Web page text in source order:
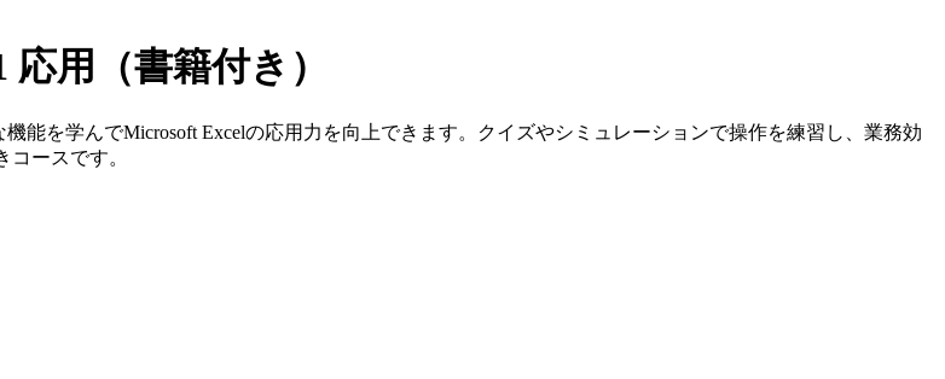
用（書籍付き）
能を学んでMicrosoft Excelの応用力を向上できます。クイズやシミュレーションで操作を練習し、業務効
ースです。